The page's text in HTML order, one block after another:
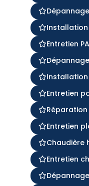
Installation
Entretien
Entretien
Entretien
Chaudière
Entretien